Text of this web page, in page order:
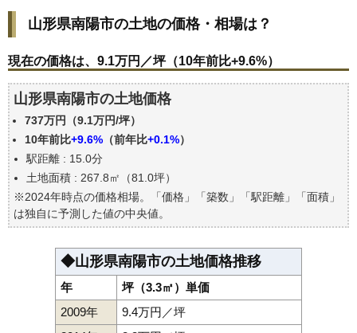
現在の価格は、9.1万円／坪（10年前比+9.6%）
価格を詳細に分析しよう
山形県南陽市の土地の過去の売買事例
公示地価はいくら
エリアの将来性を人口予想から検討しよう
自分の年収でいくらの不動産が買える？
山形県南陽市の土地の価格・相場は？
現在の価格は、9.1万円／坪（10年前比+9.6%）
山形県南陽市の土地価格
737万円（9.1万円/坪）
10年前比+9.6% （前年比+0.1%）
駅距離 : 15.0分
土地面積 : 267.8㎡（81.0坪）
※2024年時点の価格相場。「価格」「築数」「駅距離」「面積」
は独自に予測した値の中央値。
◆山形県南陽市の土地価格推移
年
坪（3.3㎡）単価
2009年
9.4万円／坪